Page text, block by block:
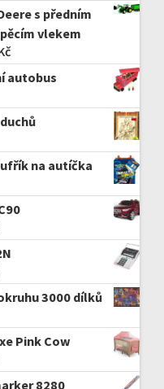
s předním
vlekem
autobus
na autíčka
3000 dílků
Pink Cow
8280